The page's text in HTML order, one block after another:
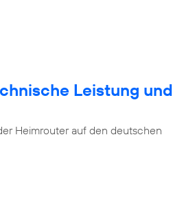
Leistung und
Heimrouter auf den deutschen